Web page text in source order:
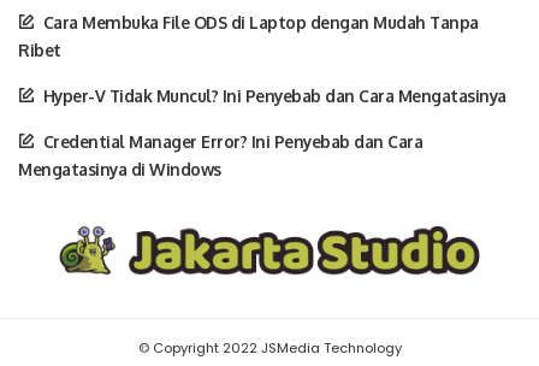
Cara Membuka File ODS di Laptop dengan Mudah Tanpa
Ribet
Hyper-V Tidak Muncul? Ini Penyebab dan Cara Mengatasinya
Credential Manager Error? Ini Penyebab dan Cara
Mengatasinya di Windows
© Copyright 2022 JSMedia Technology